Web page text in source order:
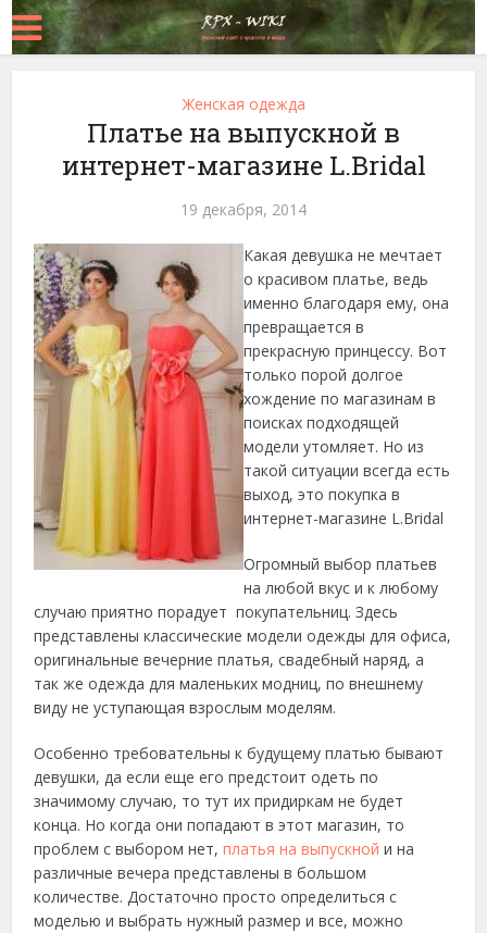
Женская одежда
Платье на выпускной в
интернет-магазине L.Bridal
19 декабря, 2014
Какая девушка не мечтает
о красивом платье, ведь
именно благодаря ему, она
превращается в
прекрасную принцессу. Вот
только порой долгое
хождение по магазинам в
поисках подходящей
модели утомляет. Но из
такой ситуации всегда есть
выход, это покупка в
интернет-магазине L.Bridal
Огромный выбор платьев
на любой вкус и к любому
случаю приятно порадует покупательниц. Здесь
представлены классические модели одежды для офиса,
оригинальные вечерние платья, свадебный наряд, а
так же одежда для маленьких модниц, по внешнему
виду не уступающая взрослым моделям.
Особенно требовательны к будущему платью бывают
девушки, да если еще его предстоит одеть по
значимому случаю, то тут их придиркам не будет
конца. Но когда они попадают в этот магазин, то
проблем с выбором нет,платья на выпускной и на
различные вечера представлены в большом
количестве. Достаточно просто определиться с
моделью и выбрать нужный размер и все, можно